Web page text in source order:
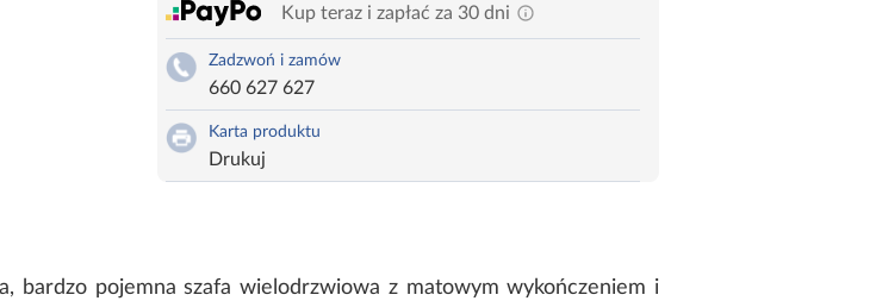
Kup teraz i zapłać za 30 dni
Zadzwoń i zamów
660 627 627
Karta produktu
Drukuj
bardzo pojemna szafa wielodrzwiowa z matowym wykończeniem i